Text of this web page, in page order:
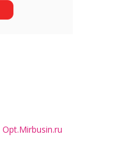
Opt.Mirbusin.ru